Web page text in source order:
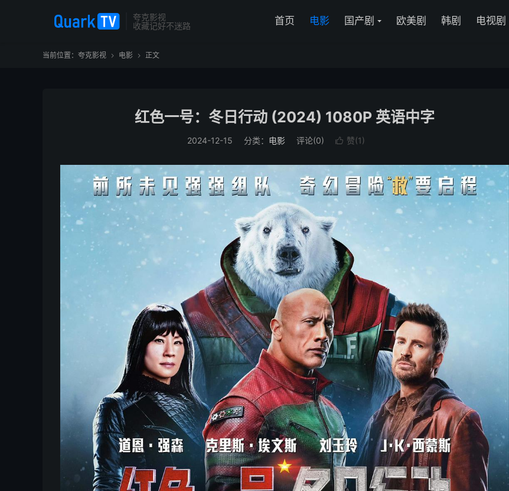
夸克影视
收藏记好不迷路
首页 电影 国产剧 欧美剧 韩剧 电视剧
当前位置： 夸克影视  电影  正文
红色一号：冬日行动 (2024) 1080P 英语中字
2024-12-15 分类： 电影 评论(0)  赞(1)